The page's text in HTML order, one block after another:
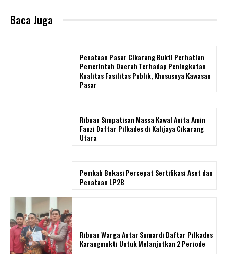
Baca Juga
Penataan Pasar Cikarang Bukti Perhatian
Pemerintah Daerah Terhadap Peningkatan
Kualitas Fasilitas Publik, Khususnya Kawasan
Pasar
Ribuan Simpatisan Massa Kawal Anita Amin
Fauzi Daftar Pilkades di Kalijaya Cikarang
Utara
Pemkab Bekasi Percepat Sertifikasi Aset dan
Penataan LP2B
Ribuan Warga Antar Sumardi Daftar Pilkades
Karangmukti Untuk Melanjutkan 2 Periode